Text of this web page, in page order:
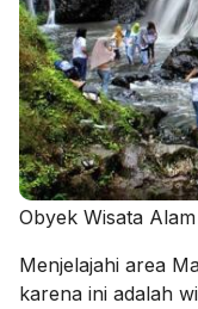
Obyek Wisata
Menjelajahi area
karena ini adalah